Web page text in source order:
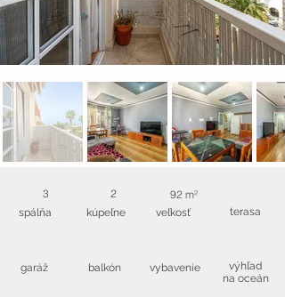
3
spálňa
2
kúpeľne
92 m²
veľkosť
garáž balkón vybavenie
terasa
výhľad
na oceán